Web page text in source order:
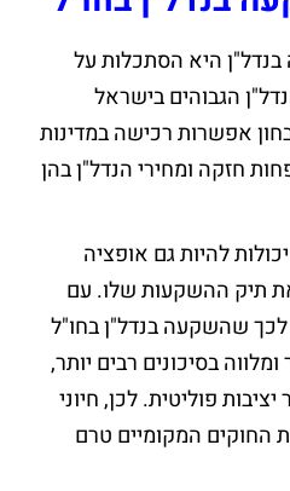
היא הסתכלות על
הגבוהים בישראל
אפשרות רכישה במדינות
חזקה ומחירי הנדל"ן בהן
להיות גם אופציה
את תיק ההשקעות שלו. עם
שהשקעה בנדל"ן בחו"ל
בסיכונים רבים יותר,
פוליטית. לכן, חיוני
החוקים המקומיים טרם